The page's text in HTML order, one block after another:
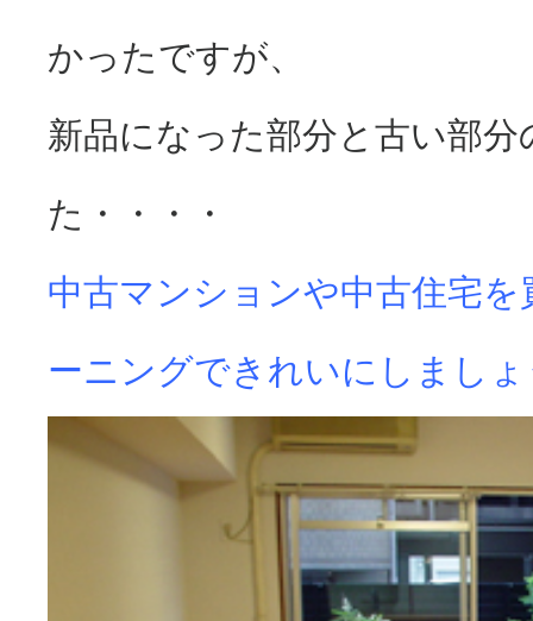
かったですが、
新品になった部分と古い部
た・・・・
中古マンションや中古住宅
ーニングできれいにしまし